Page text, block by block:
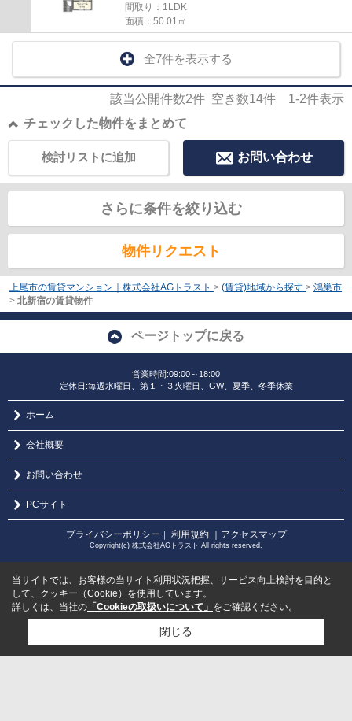
間取り：1LDK
面積：50.01㎡
全7件を表示する
該当公開件数2件 空き数14件 1-2件表示
チェックした物件をまとめて
お問い合わせ
検討リストに追加
さらに条件を絞り込む
物件リクエスト
上尾市の賃貸マンション｜株式会社AGトラスト > (賃貸)地域から探す > 鴻巣市
> 北新宿の賃貸物件
ページトップに戻る
営業時間:09:00～18:00
定休日:毎週水曜日、第１・３火曜日、GW、夏季、冬季休業
ホーム
会社概要
お問い合わせ
PCサイト
プライバシーポリシー ｜ 利用規約 ｜アクセスマップ
Copyright(c) 株式会社AGトラスト All rights reserved.
当サイトでは、お客様の当サイト利用状況把握、サービス向上検討を目的と
して、クッキー（Cookie）を使用しています。
詳しくは、当社の 「Cookieの取扱いについて」 をご確認ください。
閉じる